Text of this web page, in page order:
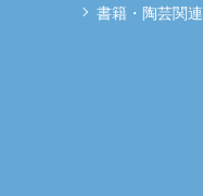
書籍・陶芸関連